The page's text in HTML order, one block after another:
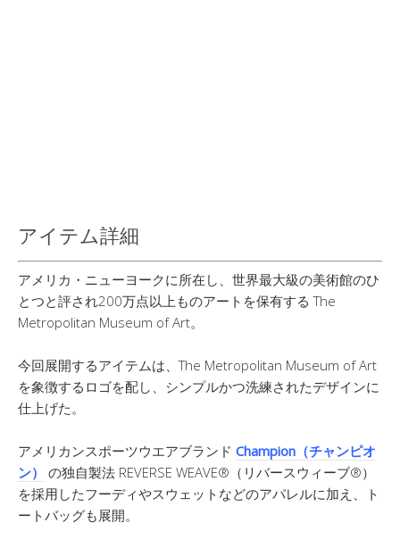
アイテム詳細
アメリカ・ニューヨークに所在し、世界最大級の美術館のひ
とつと評され200万点以上ものアートを保有する The
Metropolitan Museum of Art。
今回展開するアイテムは、The Metropolitan Museum of Art
を象徴するロゴを配し、シンプルかつ洗練されたデザインに
仕上げた。
アメリカンスポーツウエアブランド Champion（チャンピオ
ン）
の独自製法 REVERSE WEAVE®（リバースウィーブ®）
を採用したフーディやスウェットなどのアパレルに加え、ト
ートバッグも展開。